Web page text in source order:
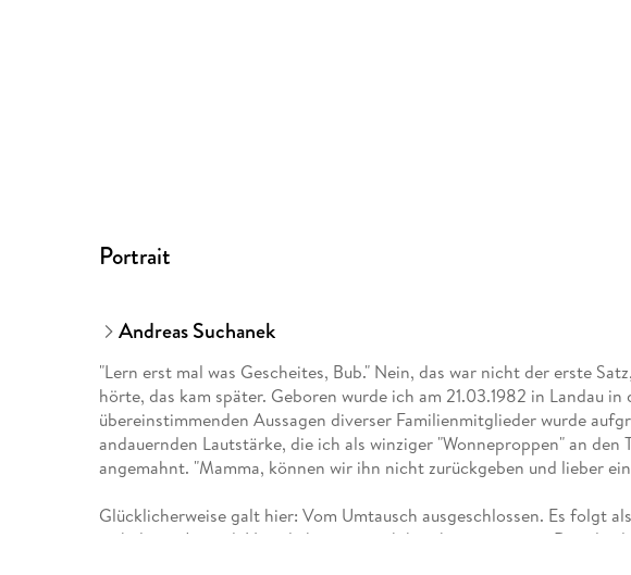
Portrait
Andreas Suchanek
"Lern erst mal was Gescheites, Bub." Nein, das war nicht der erste
hörte, das kam später. Geboren wurde ich am 21.03.1982 in Landau in
übereinstimmenden Aussagen diverser Familienmitglieder wurde
andauernden Lautstärke, die ich als winziger "Wonneproppen" an den
angemahnt. "Mamma, können wir ihn nicht zurückgeben und lieber
Glücklicherweise galt hier: Vom Umtausch ausgeschlossen. Es folgt
turbulente Jugend. Natürlich verrate ich hier keine weiteren Details,